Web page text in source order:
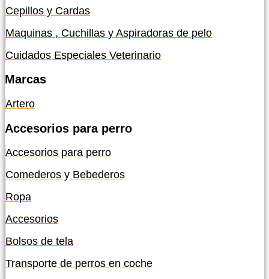
Cepillos y Cardas
Maquinas , Cuchillas y Aspiradoras de pelo
Cuidados Especiales Veterinario
Marcas
Artero
Accesorios para perro
Accesorios para perro
Comederos y Bebederos
Ropa
Accesorios
Bolsos de tela
Transporte de perros en coche